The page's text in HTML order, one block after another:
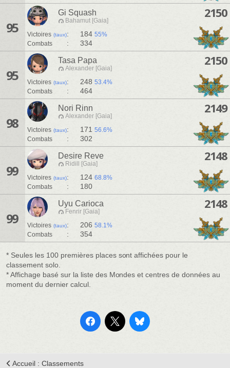
95
Gi Squash
Bahamut [Gaia]
Victoires (taux): 184 55%
Combats
: 334
2150
95
Tasa Papa
Alexander [Gaia]
Victoires (taux): 248 53.4%
Combats
: 464
2150
98
Nori Rinn
Alexander [Gaia]
Victoires (taux): 171 56.6%
Combats
: 302
2149
99
Desire Reve
Ridill [Gaia]
Victoires (taux): 124 68.8%
Combats
: 180
2148
99
Uyu Carioca
Fenrir [Gaia]
Victoires (taux): 206 58.1%
Combats
: 354
2148
* Seules les 100 premières places sont affichées pour le
classement solo.
* Affichage basé sur la liste des Mondes et centres de données au
moment du dernier calcul.
Accueil : Classements